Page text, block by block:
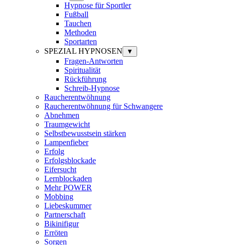
Hypnose für Sportler
Fußball
Tauchen
Methoden
Sportarten
SPEZIAL HYPNOSEN
▼
Fragen-Antworten
Spiritualität
Rückführung
Schreib-Hypnose
Raucherentwöhnung
Raucherentwöhnung für Schwangere
Abnehmen
Traumgewicht
Selbstbewusstsein stärken
Lampenfieber
Erfolg
Erfolgsblockade
Eifersucht
Lernblockaden
Mehr POWER
Mobbing
Liebeskummer
Partnerschaft
Bikinifigur
Erröten
Sorgen